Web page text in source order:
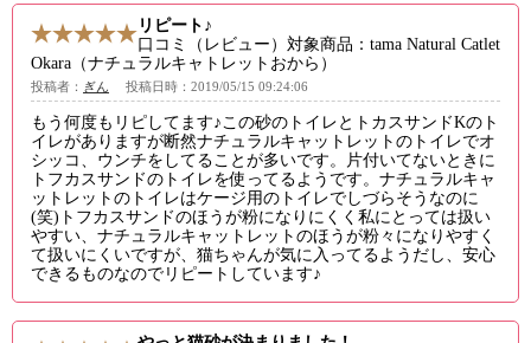
リピート♪
口コミ（レビュー）対象商品：tama Natural Catlet
Okara（ナチュラルキャトレットおから）
投稿者： ぎん 投稿日時：2019/05/15 09:24:06
もう何度もリピしてます♪この砂のトイレとトカスサンドKのト
イレがありますが断然ナチュラルキャットレットのトイレでオ
シッコ、ウンチをしてることが多いです。片付いてないときに
トフカスサンドのトイレを使ってるようです。ナチュラルキャ
ットレットのトイレはケージ用のトイレでしづらそうなのに
(笑)トフカスサンドのほうが粉になりにくく私にとっては扱い
やすい、ナチュラルキャットレットのほうが粉々になりやすく
て扱いにくいですが、猫ちゃんが気に入ってるようだし、安心
できるものなのでリピートしています♪